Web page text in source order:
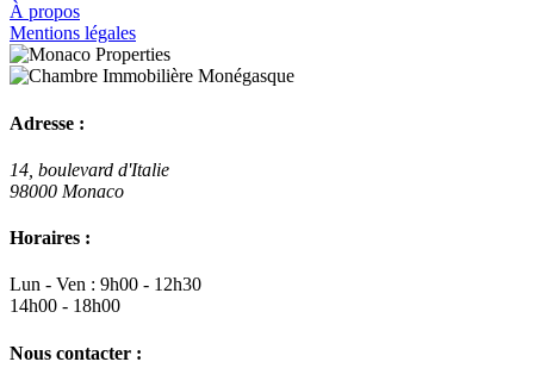
À propos
Mentions légales
Adresse :
14, boulevard d'Italie
98000 Monaco
Horaires :
Lun - Ven : 9h00 - 12h30
14h00 - 18h00
Nous contacter :